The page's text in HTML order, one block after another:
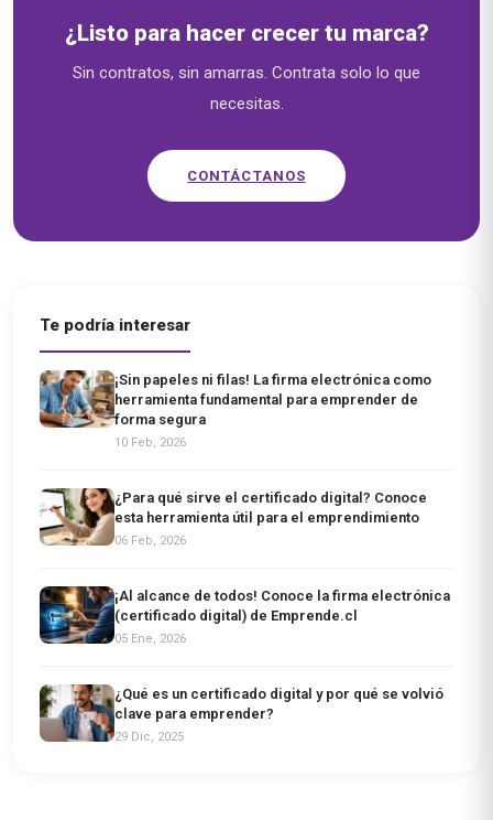
¿Listo para hacer crecer tu marca?
Sin contratos, sin amarras. Contrata solo lo que
necesitas.
CONTÁCTANOS
Te podría interesar
¡Sin papeles ni filas! La firma electrónica como
herramienta fundamental para emprender de
forma segura
10 Feb, 2026
¿Para qué sirve el certificado digital? Conoce
esta herramienta útil para el emprendimiento
06 Feb, 2026
¡Al alcance de todos! Conoce la firma electrónica
(certificado digital) de Emprende.cl
05 Ene, 2026
¿Qué es un certificado digital y por qué se volvió
clave para emprender?
29 Dic, 2025